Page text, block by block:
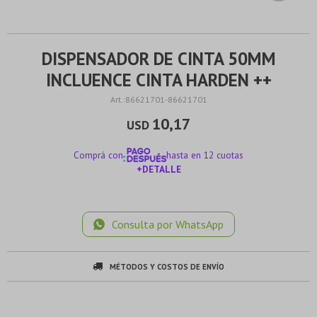
DISPENSADOR DE CINTA 50MM
INCLUENCE CINTA HARDEN ++
86621701-86621701
USD 10,17
Comprá con
hasta en 12 cuotas
+DETALLE
Consulta por WhatsApp
MÉTODOS Y COSTOS DE ENVÍO